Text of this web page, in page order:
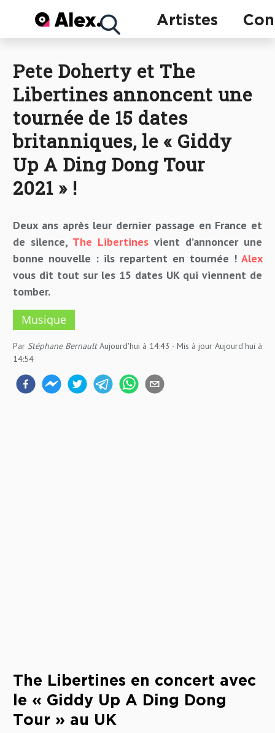
Artistes
Concerts
Artistes
Pete Doherty et The
Libertines annoncent une
tournée de 15 dates
britanniques, le « Giddy
Up A Ding Dong Tour
2021 » !
Deux ans après leur dernier passage en France et
de silence, The Libertines vient d’annoncer une
bonne nouvelle : ils repartent en tournée ! Alex
vous dit tout sur les 15 dates UK qui viennent de
tomber.
Musique
Par Stéphane Bernault Aujourd'hui à 14:43 - Mis à jour Aujourd'hui à
14:54
The Libertines en concert avec
le « Giddy Up A Ding Dong
Tour » au UK